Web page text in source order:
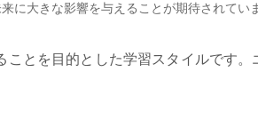
大きな影響を与えることが期待されていま
とを目的とした学習スタイルです